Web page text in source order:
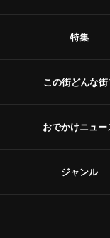
特集
この街どんな街
おでかけニュー
ジャンル